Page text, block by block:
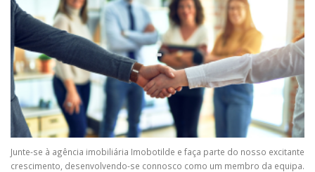
Junte-se à agência imobiliária Imobotilde e faça parte do nosso excitante
crescimento, desenvolvendo-se connosco como um membro da equipa.